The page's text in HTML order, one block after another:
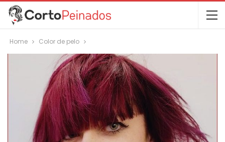
Home Color de pelo